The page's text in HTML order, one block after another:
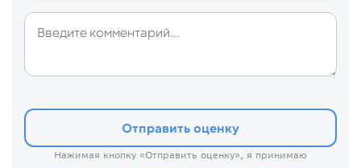
Отправить оценку
Нажимая кнопку «Отправить оценку», я принимаю